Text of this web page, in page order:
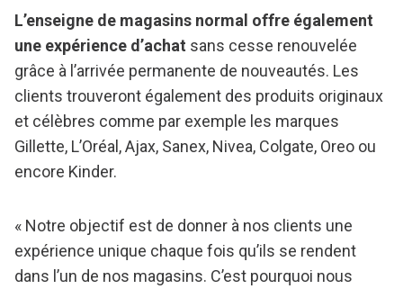
L’enseigne de magasins normal offre également
une expérience d’achat sans cesse renouvelée
grâce à l’arrivée permanente de nouveautés. Les
clients trouveront également des produits originaux
et célèbres comme par exemple les marques
Gillette, L’Oréal, Ajax, Sanex, Nivea, Colgate, Oreo ou
encore Kinder.
« Notre objectif est de donner à nos clients une
expérience unique chaque fois qu’ils se rendent
dans l’un de nos magasins. C’est pourquoi nous